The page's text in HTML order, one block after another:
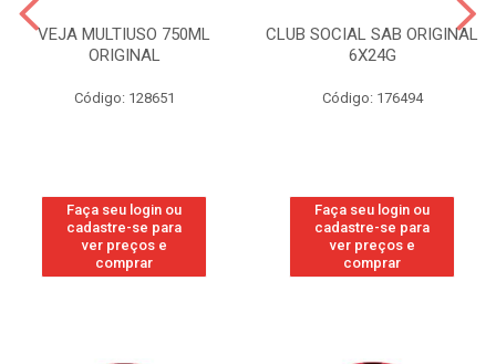
VEJA MULTIUSO 750ML
ORIGINAL
Código: 128651
Faça seu login ou
cadastre-se para
ver preços e
comprar
CLUB SOCIAL SAB ORIGINAL
6X24G
Código: 176494
Faça seu login ou
cadastre-se para
ver preços e
comprar